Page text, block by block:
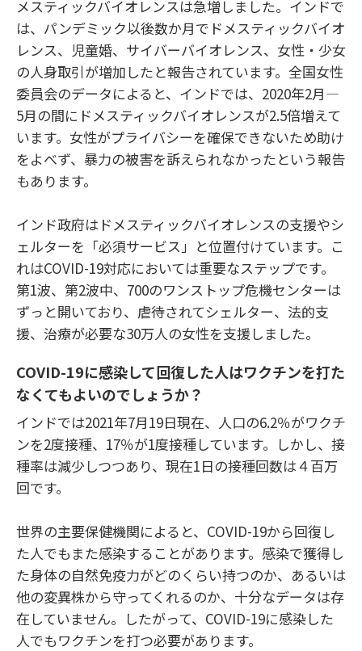
メスティックバイオレンスは急増しました。インドで
は、パンデミック以後数か月でドメスティックバイオ
レンス、児童婚、サイバーバイオレンス、女性・少女
の人身取引が増加したと報告されています。全国女性
委員会のデータによると、インドでは、2020年2月―
5月の間にドメスティックバイオレンスが2.5倍増えて
います。女性がプライバシーを確保できないため助け
をよべず、暴力の被害を訴えられなかったという報告
もあります。
インド政府はドメスティックバイオレンスの支援やシ
ェルターを「必須サービス」と位置付けています。こ
れはCOVID-19対応においては重要なステップです。
第1波、第2波中、700のワンストップ危機センターは
ずっと開いており、虐待されてシェルター、法的支
援、治療が必要な30万人の女性を支援しました。
COVID-19に感染して回復した人はワクチンを打た
なくてもよいのでしょうか？
インドでは2021年7月19日現在、人口の6.2％がワクチ
ンを2度接種、17％が1度接種しています。しかし、接
種率は減少しつつあり、現在1日の接種回数は４百万
回です。
世界の主要保健機関によると、COVID-19から回復し
た人でもまた感染することがあります。感染で獲得し
た身体の自然免疫力がどのくらい持つのか、あるいは
他の変異株から守ってくれるのか、十分なデータは存
在していません。したがって、COVID-19に感染した
人でもワクチンを打つ必要があります。